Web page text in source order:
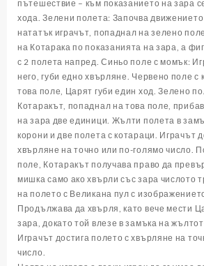
пътешествие – към показанието на зара
хода. Зелени полета: Започва
нататък играчът, попаднал на зелено
на Котарака по показанията на зара, а
с 2 полета напред. Синьо поле с момък:
него, губи едно хвърляне. Червено поле с
това поле, Царят губи един ход. Зелено
Котаракът, попаднал на това поле,
на зара две единици. Жълти полета в
корони и две полета с котараци. Играчът
хвърляне на точно или по-голямо число.
поле, Котаракът получава право да
мишка само ако хвърли със зара числото
на полето с Великана пул с
Продължава да хвърля, като вече мести
зара, докато той влезе в замъка на
Играчът достига полето с хвърляне на
число.